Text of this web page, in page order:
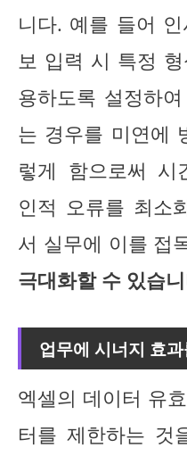
니다. 예를 들어
보 입력 시 특정
용하도록 설정하
는 경우를 미연에
렇게 함으로써 시
인적 오류를 최소
서 실무에 이를 접
극대화할 수 있습
업무에 시너지 효
엑셀의 데이터 유
터를 제한하는 것